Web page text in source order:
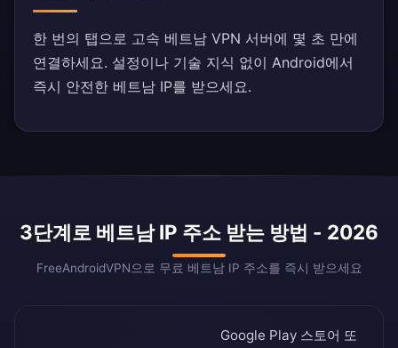
한 번의 탭으로 고속 베트남 VPN 서버에 몇 초 만에
연결하세요. 설정이나 기술 지식 없이 Android에서
즉시 안전한 베트남 IP를 받으세요.
3단계로 베트남 IP 주소 받는 방법 - 2026
FreeAndroidVPN으로 무료 베트남 IP 주소를 즉시 받으세요
Google Play 스토어 또